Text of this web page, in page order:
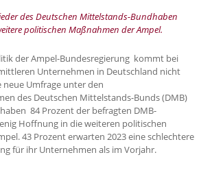
des Deutschen Mittelstands-Bundhaben
politischen Maßnahmen der Ampel.
der Ampel-Bundesregierung kommt bei
Unternehmen in Deutschland nicht
neue Umfrage unter den
des Deutschen Mittelstands-Bunds (DMB)
84 Prozent der befragten DMB-
Hoffnung in die weiteren politischen
43 Prozent erwarten 2023 eine schlechtere
für ihr Unternehmen als im Vorjahr.